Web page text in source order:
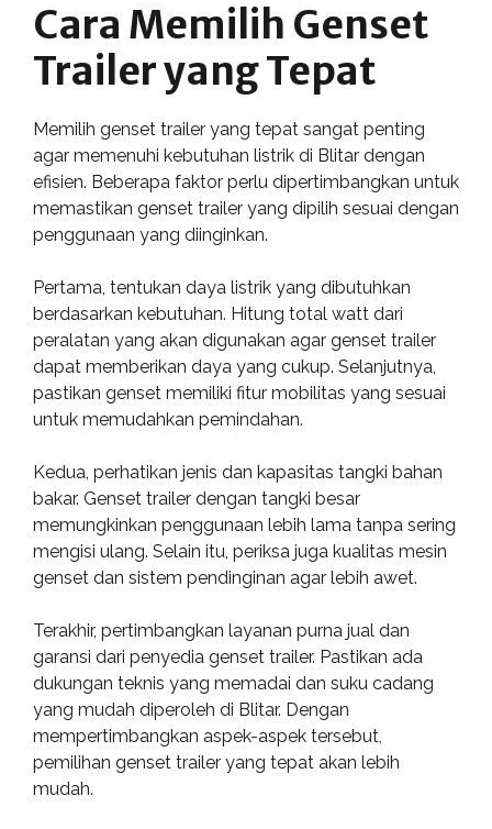
Cara Memilih Genset
Trailer yang Tepat
Memilih genset trailer yang tepat sangat penting
agar memenuhi kebutuhan listrik di Blitar dengan
efisien. Beberapa faktor perlu dipertimbangkan untuk
memastikan genset trailer yang dipilih sesuai dengan
penggunaan yang diinginkan.
Pertama, tentukan daya listrik yang dibutuhkan
berdasarkan kebutuhan. Hitung total watt dari
peralatan yang akan digunakan agar genset trailer
dapat memberikan daya yang cukup. Selanjutnya,
pastikan genset memiliki fitur mobilitas yang sesuai
untuk memudahkan pemindahan.
Kedua, perhatikan jenis dan kapasitas tangki bahan
bakar. Genset trailer dengan tangki besar
memungkinkan penggunaan lebih lama tanpa sering
mengisi ulang. Selain itu, periksa juga kualitas mesin
genset dan sistem pendinginan agar lebih awet.
Terakhir, pertimbangkan layanan purna jual dan
garansi dari penyedia genset trailer. Pastikan ada
dukungan teknis yang memadai dan suku cadang
yang mudah diperoleh di Blitar. Dengan
mempertimbangkan aspek-aspek tersebut,
pemilihan genset trailer yang tepat akan lebih
mudah.